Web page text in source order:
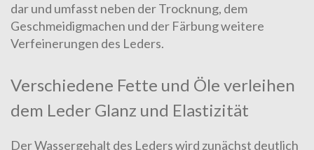
dar und umfasst neben der Trocknung, dem
Geschmeidigmachen und der Färbung weitere
Verfeinerungen des Leders.
Verschiedene Fette und Öle verleihen
dem Leder Glanz und Elastizität
Der Wassergehalt des Leders wird zunächst deutlich